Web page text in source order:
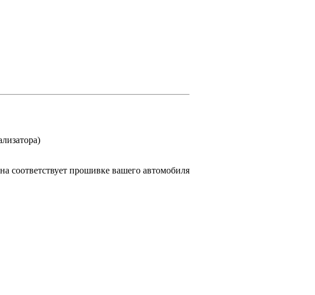
соответствует прошивке вашего автомобиля